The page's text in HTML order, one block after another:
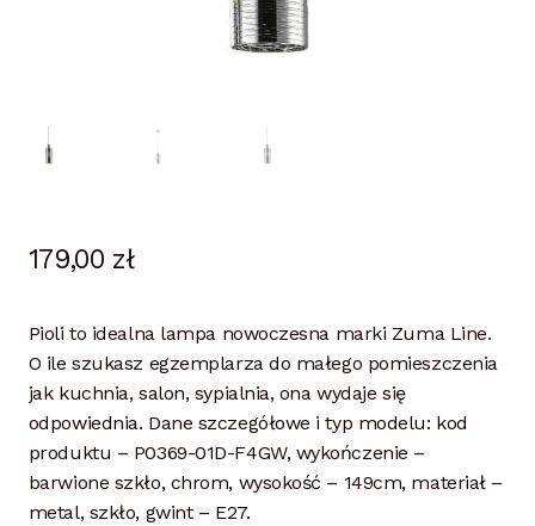
179,00 zł
Pioli to idealna lampa nowoczesna marki Zuma Line.
O ile szukasz egzemplarza do małego pomieszczenia
jak kuchnia, salon, sypialnia, ona wydaje się
odpowiednia. Dane szczegółowe i typ modelu: kod
produktu – P0369-01D-F4GW, wykończenie –
barwione szkło, chrom, wysokość – 149cm, materiał –
metal, szkło, gwint – E27.